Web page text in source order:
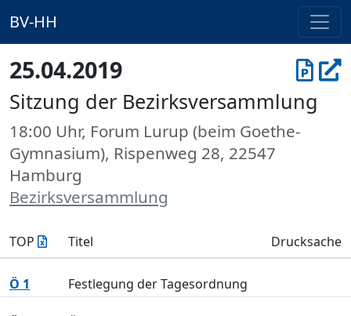
BV-HH
25.04.2019
Sitzung der Bezirksversammlung
18:00 Uhr, Forum Lurup (beim Goethe-
Gymnasium), Rispenweg 28, 22547
Hamburg
Bezirksversammlung
TOP Titel Drucksache
Ö 1 Festlegung der Tagesordnung